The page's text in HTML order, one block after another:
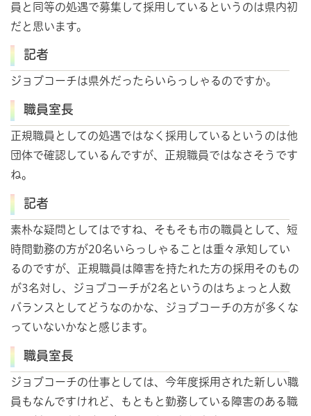
員と同等の処遇で募集して採用しているというのは県内初
だと思います。
記者
ジョブコーチは県外だったらいらっしゃるのですか。
職員室長
正規職員としての処遇ではなく採用しているというのは他
団体で確認しているんですが、正規職員ではなさそうです
ね。
記者
素朴な疑問としてはですね、そもそも市の職員として、短
時間勤務の方が20名いらっしゃることは重々承知してい
るのですが、正規職員は障害を持たれた方の採用そのもの
が3名対し、ジョブコーチが2名というのはちょっと人数
バランスとしてどうなのかな、ジョブコーチの方が多くな
っていないかなと感じます。
職員室長
ジョブコーチの仕事としては、今年度採用された新しい職
員もなんですけれど、もともと勤務している障害のある職